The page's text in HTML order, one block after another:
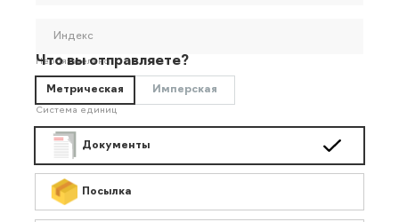
Индекс
Необязательно
Что вы отправляете?
Метрическая Имперская
Система единиц
Документы
Посылка